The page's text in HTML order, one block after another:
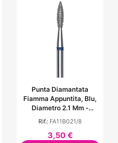
Punta Diamantata
Fiamma Appuntita, Blu,
Diametro 2.1 Mm -
Rif.: FA11B021/8
3,50 €